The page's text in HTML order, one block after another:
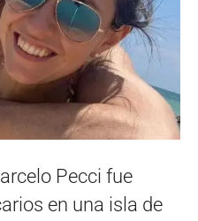
Pecci fue
en una isla de